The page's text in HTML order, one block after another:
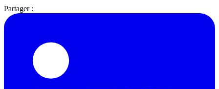
Partager :